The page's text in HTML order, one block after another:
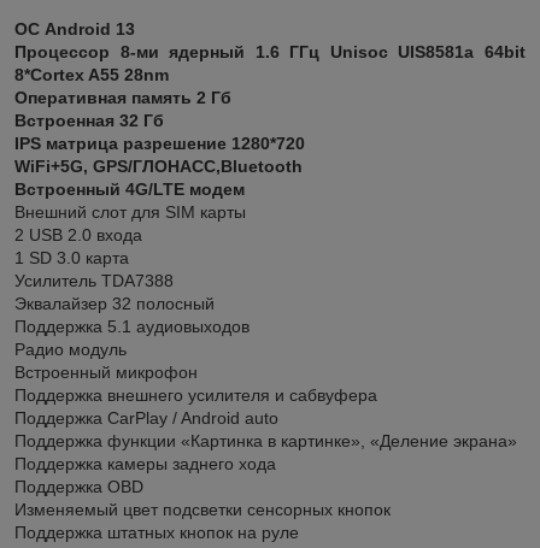
ОС Android 13
Процессор 8-ми ядерный 1.6 ГГц Unisoc UIS8581a 64bit
8*Cortex A55 28nm
Оперативная память 2 Гб
Встроенная 32 Гб
IPS матрица разрешение 1280*720
WiFi+5G, GPS/ГЛОНАСС,Bluetooth
Встроенный 4G/LTE модем
Внешний слот для SIM карты
2 USB 2.0 входа
1 SD 3.0 карта
Усилитель TDA7388
Эквалайзер 32 полосный
Поддержка 5.1 аудиовыходов
Радио модуль
Встроенный микрофон
Поддержка внешнего усилителя и сабвуфера
Поддержка CarPlay / Android auto
Поддержка функции «Картинка в картинке», «Деление экрана»
Поддержка камеры заднего хода
Поддержка OBD
Изменяемый цвет подсветки сенсорных кнопок
Поддержка штатных кнопок на руле